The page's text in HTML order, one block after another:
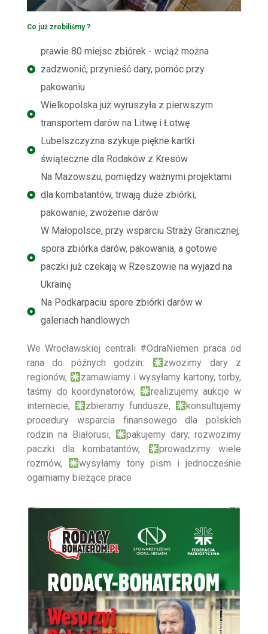
Co już zrobiliśmy ?
prawie 80 miejsc zbiórek - wciąż można
zadzwonić, przynieść dary, pomóc przy
pakowaniu
Wielkopolska już wyruszyła z pierwszym
transportem darów na Litwę i Łotwę
Lubelszczyzna szykuje piękne kartki
świąteczne dla Rodaków z Kresów
Na Mazowszu, pomiędzy ważnymi projektami
dla kombatantów, trwają duże zbiórki,
pakowanie, zwożenie darów
W Małopolsce, przy wsparciu Straży Granicznej,
spora zbiórka darów, pakowania, a gotowe
paczki już czekają w Rzeszowie na wyjazd na
Ukrainę
Na Podkarpaciu spore zbiórki darów w
galeriach handlowych
We Wrocławskiej centrali #OdraNiemen praca od
rana do późnych godzin:
zwozimy dary z
regionów,
zamawiamy i wysyłamy kartony, torby,
taśmy do koordynatorów,
realizujemy aukcje w
internecie,
zbieramy fundusze,
konsultujemy
procedury wsparcia finansowego dla polskich
rodzin na Białorusi,
pakujemy dary, rozwozimy
paczki dla kombatantów,
prowadzimy wiele
rozmów,
wysyłamy tony pism i jednocześnie
ogarniamy bieżące prace